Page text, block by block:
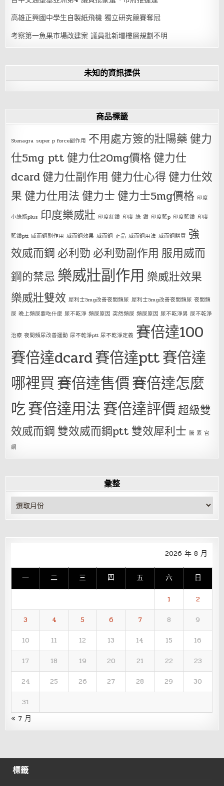
高雄正興國中學生自製紙飛機 獨立研究競賽奪冠
考察第一魚果市場改建案 議員批新增樓層規劃不明
未知的資訊提供
商品標籤
Stenagra super p force副作用 不用處方簽的壯陽藥健力
仕5mg ptt健力仕20mg價格健力仕
dcard健力仕副作用 健力仕心得健力仕效
果健力仕用法健力士健力士5mg價格 印度
小綠瓶plus 印度樂威壯 印度紅鑽 印度 綠 鑽 印度藍p 印度藍鑽 印度
藍鑽ptt 威而鋼副作用 威而鋼效果 威而鋼 正品 威而鋼用法 威而鋼購買 強
效威而鋼 必利勁 必利勁副作用 服用威而
鋼的禁忌 樂威壯副作用 樂威壯效果
樂威壯雙效 犀利士5mg改善夜間頻尿 犀利士5mg改善夜間頻尿 夜間頻
尿 晚上頻尿要吃什麼 尿不乾淨 頻尿原因 突然頻尿 頻尿原因 尿不乾淨男 尿不乾淨
治療 夜間頻尿改善運動 尿不乾淨ptt 尿不乾淨定義 賽倍達100
賽倍達dcard賽倍達ptt賽倍達
哪裡買賽倍達售價賽倍達怎麼
吃賽倍達用法賽倍達評價超級雙
效威而鋼 雙效威而鋼ptt 雙效犀利士 騰 素 官
網
彙整
彙
整
2026 年 8 月
一 二 三 四 五 六 日
1
2
3
4 5 6 7 8
9
10
11 12 13 14 15
16
17
18 19 20 21 22
23
24
25 26 27 28 29
30
31
« 7 月
標籤